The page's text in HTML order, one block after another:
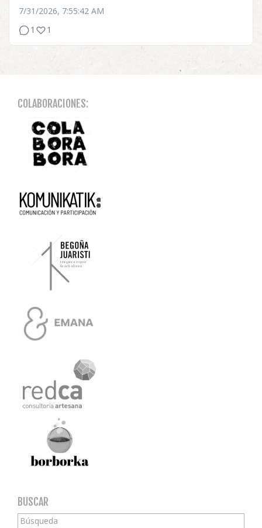
7/31/2026, 7:55:42 AM
1
1
COLABORACIONES:
BUSCAR